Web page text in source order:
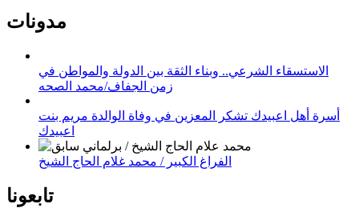
مدونات
الاستسقاء الشرعي.. وبناء الثقة بين الدولة والمواطن في
زمن الجفاف/محمد الصحه
أسرة أهل اعبيدك تشكر المعزين في وفاة الوالدة مريم بنت
اعبيدك
الفراغ الكبير / محمد غلام الحاج الشيخ
تابعونا